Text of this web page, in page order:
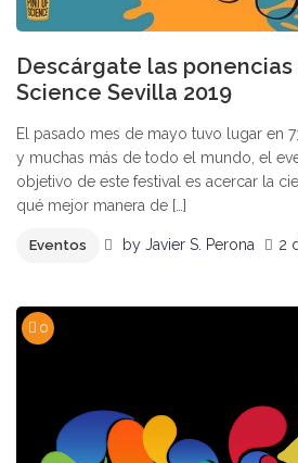
Descárgate las
Science Sevilla 2019
El pasado mes de mayo tuvo lugar en
y muchas más de todo el mundo, el
objetivo de este festival es acercar la
qué mejor manera de […]
Eventos by Javier S. Perona 2
0